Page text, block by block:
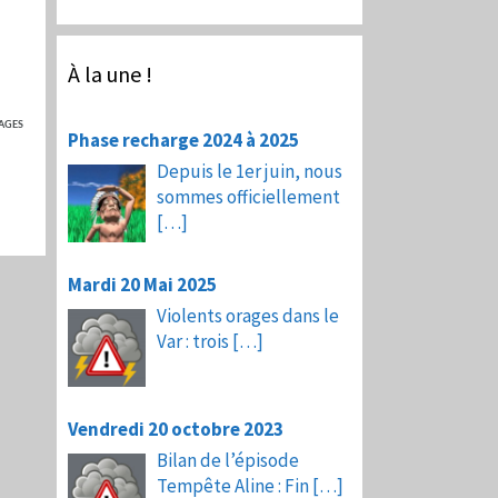
À la une !
Phase recharge 2024 à 2025
Depuis le 1er juin, nous
sommes officiellement
[…]
Mardi 20 Mai 2025
Violents orages dans le
Var : trois […]
Vendredi 20 octobre 2023
Bilan de l’épisode
Tempête Aline : Fin[…]